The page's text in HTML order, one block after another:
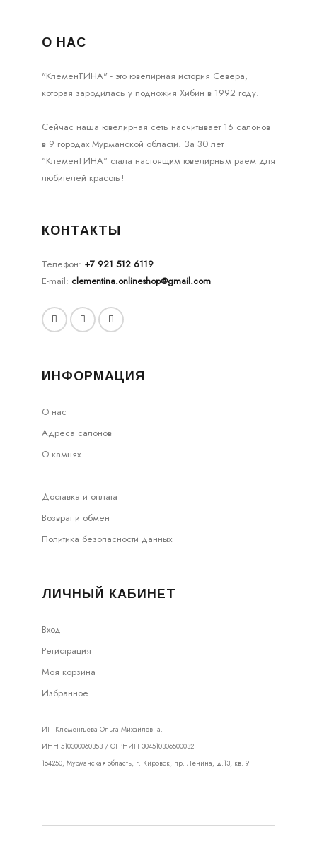
О НАС
"КлеменТИНА" - это ювелирная история Севера,
которая зародилась у подножия Хибин в 1992 году.
Сейчас наша ювелирная сеть насчитывает 16 салонов
в 9 городах Мурманской области. За 30 лет
"КлеменТИНА" стала настоящим ювелирным раем для
любителей красоты!
КОНТАКТЫ
Телефон: +7 921 512 6119
E-mail: clementina.onlineshop@gmail.com
ИНФОРМАЦИЯ
О нас
Адреса салонов
О камнях
Доставка и оплата
Возврат и обмен
Политика безопасности данных
ЛИЧНЫЙ КАБИНЕТ
Вход
Регистрация
Моя корзина
Избранное
ИП Клементьева Ольга Михайловна.
ИНН 510300060353 / ОГРНИП 304510306500032
184250, Мурманская область, г. Кировск, пр. Ленина, д.13, кв. 9